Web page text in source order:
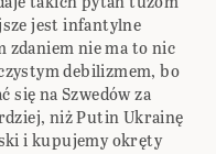
jest infantylne
zdaniem nie ma to nic
debilizmem, bo
się na Szwedów za
niż Putin Ukrainę
i kupujemy okręty